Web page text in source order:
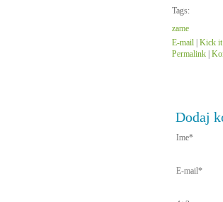
Tags:
zame
E-mail Kick
Permalink
Dodaj
Ime*
E-mail*